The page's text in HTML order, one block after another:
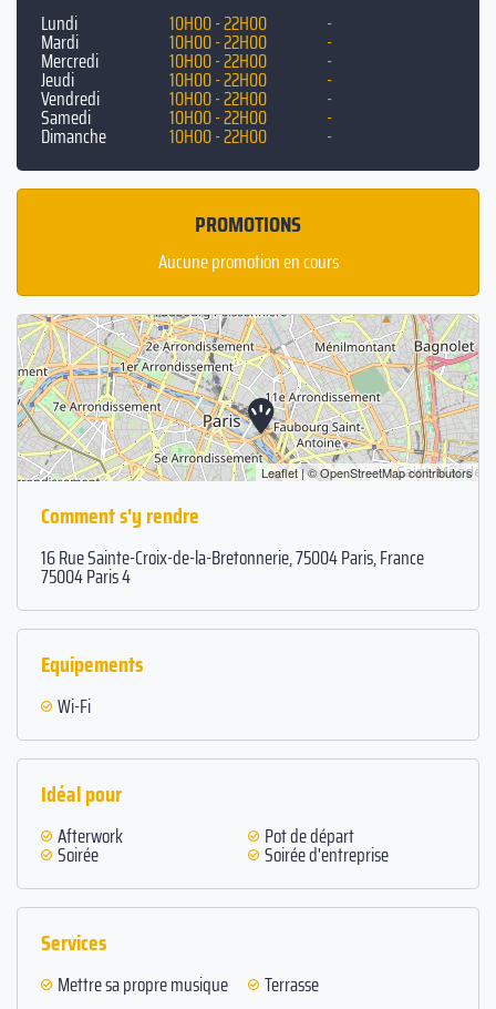
Lundi 10H00 - 22H00 -
Mardi 10H00 - 22H00 -
Mercredi 10H00 - 22H00 -
Jeudi 10H00 - 22H00 -
Vendredi 10H00 - 22H00 -
Samedi 10H00 - 22H00 -
Dimanche 10H00 - 22H00 -
PROMOTIONS
Aucune promotion en cours
Leaflet| ©OpenStreetMapcontributors
Comment s'y rendre
16 Rue Sainte-Croix-de-la-Bretonnerie, 75004 Paris, France
75004 Paris 4
Equipements
Wi-Fi
Idéal pour
Afterwork Pot de départ
Soirée Soirée d'entreprise
Services
Mettre sa propre musique Terrasse